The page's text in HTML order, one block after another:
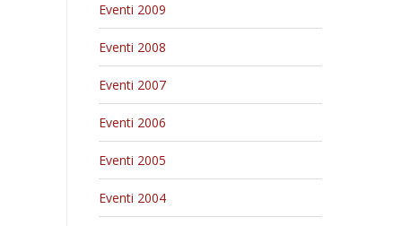
Eventi 2009
Eventi 2008
Eventi 2007
Eventi 2006
Eventi 2005
Eventi 2004